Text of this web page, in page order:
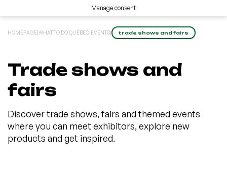
Manage consent
HOMEPAGE|WHAT TO DO QUÉBEC|EVENTS| trade shows and fairs
Trade shows and
fairs
Discover trade shows, fairs and themed events
where you can meet exhibitors, explore new
products and get inspired.